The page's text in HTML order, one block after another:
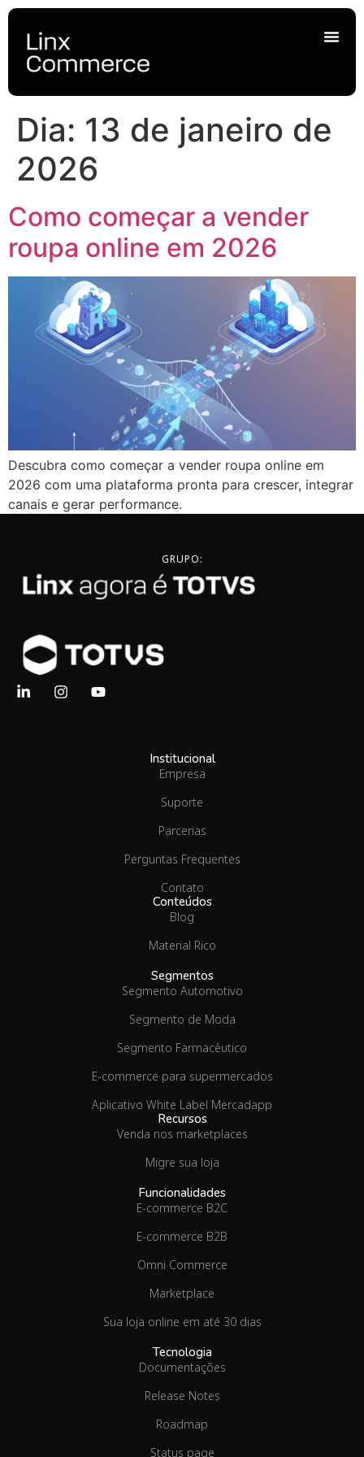
Dia: 13 de janeiro de
2026
Como começar a vender
roupa online em 2026
Descubra como começar a vender roupa online em
2026 com uma plataforma pronta para crescer, integrar
canais e gerar performance.
GRUPO:
Institucional
Empresa
Suporte
Parcerias
Perguntas Frequentes
Contato
Conteúdos
Blog
Material Rico
Segmentos
Segmento Automotivo
Segmento de Moda
Segmento Farmacêutico
E-commerce para supermercados
Aplicativo White Label Mercadapp
Recursos
Venda nos marketplaces
Migre sua loja
Funcionalidades
E-commerce B2C
E-commerce B2B
Omni Commerce
Marketplace
Sua loja online em até 30 dias
Tecnologia
Documentações
Release Notes
Roadmap
Status page